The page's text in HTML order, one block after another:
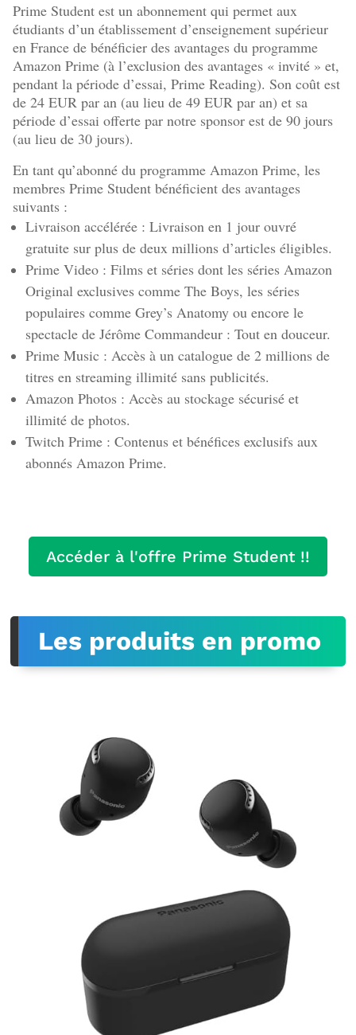
Prime Student est un abonnement qui permet aux
étudiants d’un établissement d’enseignement supérieur
en France de bénéficier des avantages du programme
Amazon Prime (à l’exclusion des avantages « invité » et,
pendant la période d’essai, Prime Reading). Son coût est
de 24 EUR par an (au lieu de 49 EUR par an) et sa
période d’essai offerte par notre sponsor est de 90 jours
(au lieu de 30 jours).
En tant qu’abonné du programme Amazon Prime, les
membres Prime Student bénéficient des avantages
suivants :
Livraison accélérée : Livraison en 1 jour ouvré
gratuite sur plus de deux millions d’articles éligibles.
Prime Video : Films et séries dont les séries Amazon
Original exclusives comme The Boys, les séries
populaires comme Grey’s Anatomy ou encore le
spectacle de Jérôme Commandeur : Tout en douceur.
Prime Music : Accès à un catalogue de 2 millions de
titres en streaming illimité sans publicités.
Amazon Photos : Accès au stockage sécurisé et
illimité de photos.
Twitch Prime : Contenus et bénéfices exclusifs aux
abonnés Amazon Prime.
Accéder à l'offre Prime Student !!
Les produits en promo